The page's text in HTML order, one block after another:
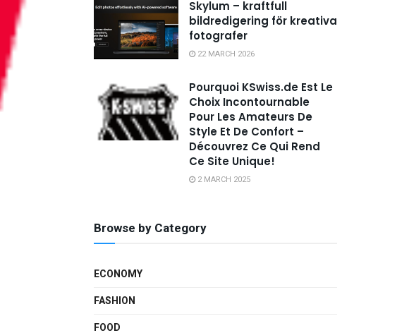
Skylum – kraftfull
bildredigering för kreativa
fotografer
22 MARCH 2026
Pourquoi KSwiss.de Est Le
Choix Incontournable
Pour Les Amateurs De
Style Et De Confort –
Découvrez Ce Qui Rend
Ce Site Unique!
2 MARCH 2025
Browse by Category
ECONOMY
FASHION
FOOD